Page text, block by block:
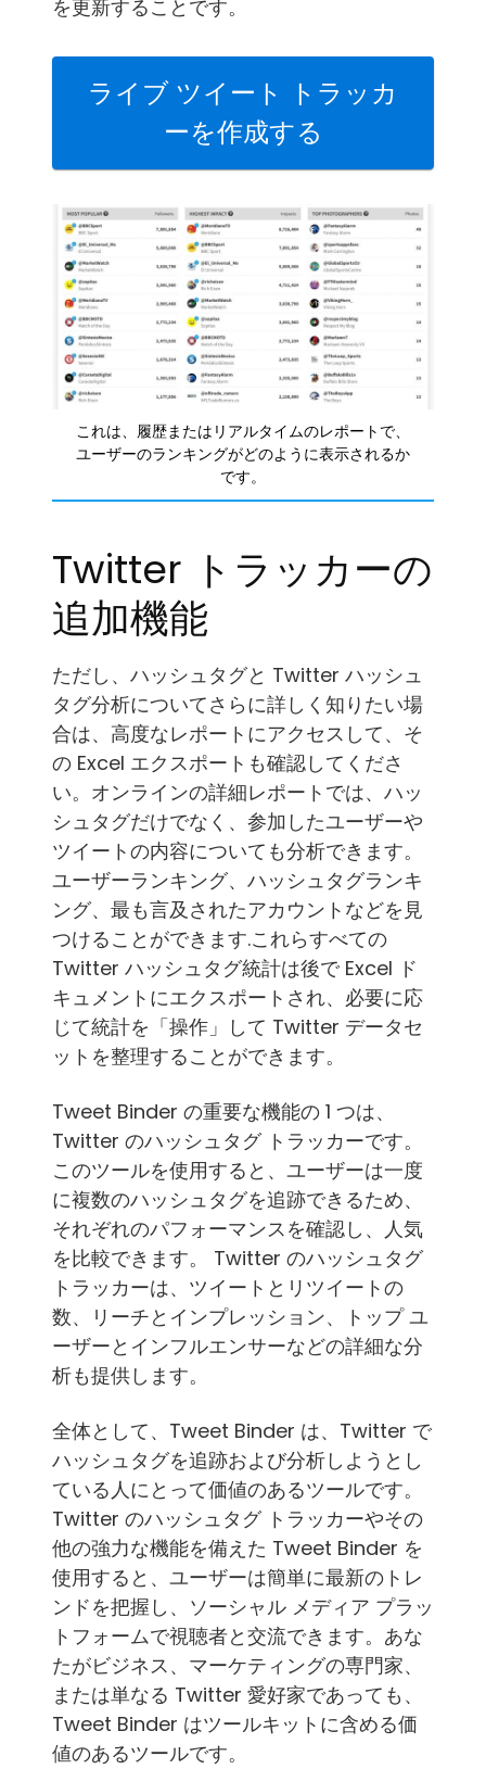
を更新することです。
ライブ ツイート トラッカ
ーを作成する
これは、履歴またはリアルタイムのレポートで、
ユーザーのランキングがどのように表示されるか
です。
Twitter トラッカーの
追加機能
ただし、ハッシュタグと Twitter ハッシュ
タグ分析についてさらに詳しく知りたい場
合は、高度なレポートにアクセスして、そ
の Excel エクスポートも確認してくださ
い。オンラインの詳細レポートでは、ハッ
シュタグだけでなく、参加したユーザーや
ツイートの内容についても分析できます。
ユーザーランキング、ハッシュタグランキ
ング、最も言及されたアカウントなどを見
つけることができます.これらすべての
Twitter ハッシュタグ統計は後で Excel ド
キュメントにエクスポートされ、必要に応
じて統計を「操作」して Twitter データセ
ットを整理することができます。
Tweet Binder の重要な機能の 1 つは、
Twitter のハッシュタグ トラッカーです。
このツールを使用すると、ユーザーは一度
に複数のハッシュタグを追跡できるため、
それぞれのパフォーマンスを確認し、人気
を比較できます。 Twitter のハッシュタグ
トラッカーは、ツイートとリツイートの
数、リーチとインプレッション、トップ ユ
ーザーとインフルエンサーなどの詳細な分
析も提供します。
全体として、Tweet Binder は、Twitter で
ハッシュタグを追跡および分析しようとし
ている人にとって価値のあるツールです。
Twitter のハッシュタグ トラッカーやその
他の強力な機能を備えた Tweet Binder を
使用すると、ユーザーは簡単に最新のトレ
ンドを把握し、ソーシャル メディア プラッ
トフォームで視聴者と交流できます。あな
たがビジネス、マーケティングの専門家、
または単なる Twitter 愛好家であっても、
Tweet Binder はツールキットに含める価
値のあるツールです。